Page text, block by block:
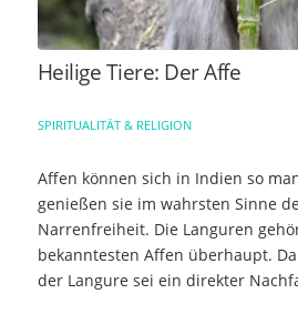
Heilige Tiere: Der Affe
SPIRITUALITÄT & RELIGION
Affen können sich in Indien so
genießen sie im wahrsten Sinne
Narrenfreiheit. Die Languren
bekanntesten Affen überhaupt.
der Langure sei ein direkter